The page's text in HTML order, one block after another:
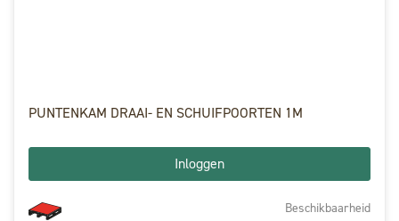
PUNTENKAM DRAAI- EN SCHUIFPOORTEN 1M
Inloggen
Beschikbaarheid